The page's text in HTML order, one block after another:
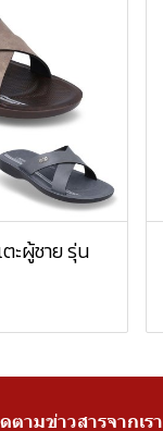
ะผู้ชาย รุ่น
ตามข่าวสารจากเรา